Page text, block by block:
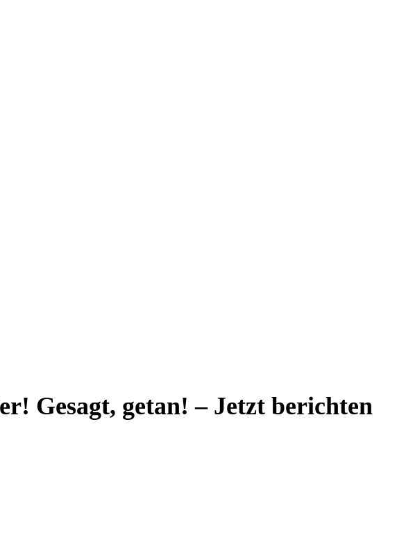
Gesagt, getan! – Jetzt berichten